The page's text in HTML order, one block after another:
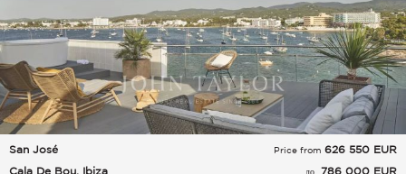
San José
Cala De Bou, Ibiza
Price from 626 550 EUR
до 786 000 EUR